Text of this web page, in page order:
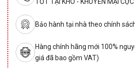
TỐT TẠI KHO - KHUYẾN MẠI CỰC
Bảo hành tại nhà theo chính
Hàng chính hãng mới 100%
giá đã bao gồm VAT)